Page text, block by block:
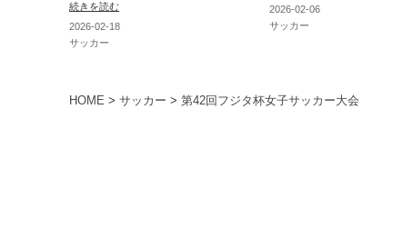
HOME >サッカー >第42回フジタ杯女子サッカー大会
続きを読む
2026-02-18
サッカー
2026-02-06
サッカー